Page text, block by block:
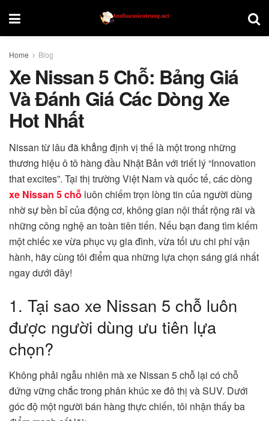
Home Blog
Xe Nissan 5 Chỗ: Bảng Giá
Và Đánh Giá Các Dòng Xe
Hot Nhất
Nissan từ lâu đã khẳng định vị thế là một trong những
thương hiệu ô tô hàng đầu Nhật Bản với triết lý “Innovation
that excites”. Tại thị trường Việt Nam và quốc tế, các dòng
xe Nissan 5 chỗ luôn chiếm trọn lòng tin của người dùng
nhờ sự bền bỉ của động cơ, không gian nội thất rộng rãi và
những công nghệ an toàn tiên tiến. Nếu bạn đang tìm kiếm
một chiếc xe vừa phục vụ gia đình, vừa tối ưu chi phí vận
hành, hãy cùng tôi điểm qua những lựa chọn sáng giá nhất
ngay dưới đây!
1. Tại sao xe Nissan 5 chỗ luôn
được người dùng ưu tiên lựa
chọn?
Không phải ngẫu nhiên mà xe Nissan 5 chỗ lại có chỗ
đứng vững chắc trong phân khúc xe đô thị và SUV. Dưới
góc độ một người bán hàng thực chiến, tôi nhận thấy ba